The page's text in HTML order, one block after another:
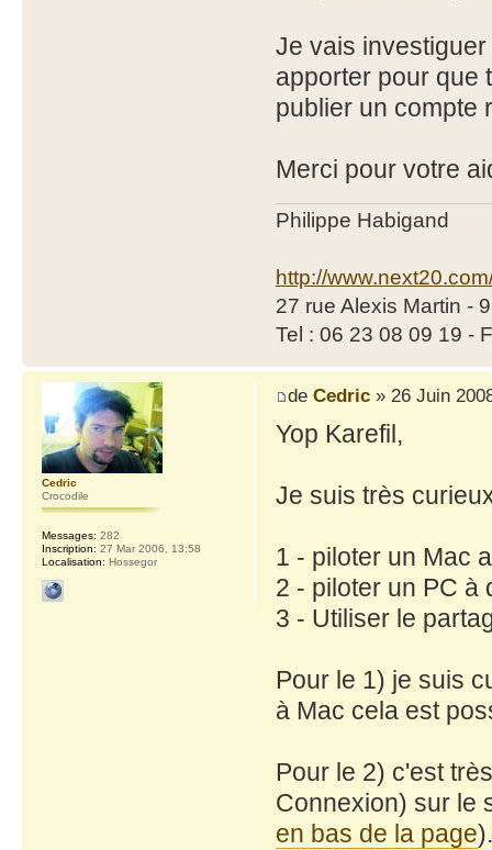
Je vais
apporter pour que
publier un compte
Merci pour votre
Philippe Habigand
http://
27 rue Alexis Martin -
Tel : 06 23 08 09 19 -
de Cedric» 26 Juin
Yop Karefil,
Je suis très
1 - piloter un Mac
2 - piloter un PC à
3 - Utiliser le
Pour le 1) je suis
à Mac cela est
Pour le 2) c'est
Connexion) sur le
en bas de la page
Cedric
Crocodile
Messages: 282
Inscription: 27 Mar 2006, 13:58
Localisation: Hossegor